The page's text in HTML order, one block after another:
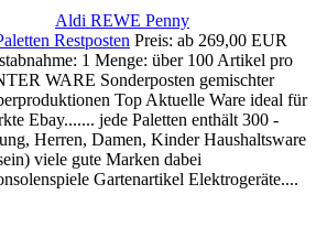
Aldi REWE Penny
Restposten Preis: ab 269,00 EUR
1 Menge: über 100 Artikel pro
WARE Sonderposten gemischter
Top Aktuelle Ware ideal für
Ebay....... jede Paletten enthält 300 -
Herren, Damen, Kinder Haushaltsware
viele gute Marken dabei
Gartenartikel Elektrogeräte....